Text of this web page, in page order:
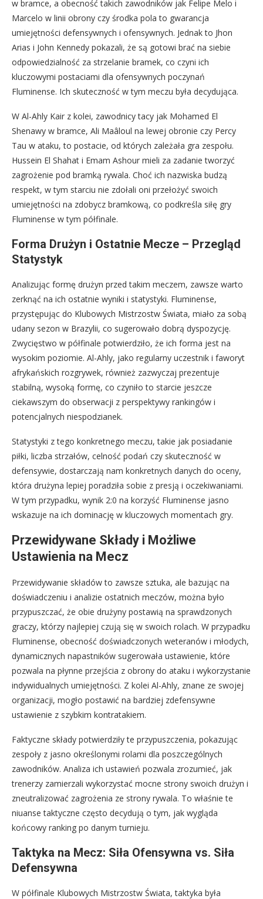
w bramce, a obecność takich zawodników jak Felipe Melo i
Marcelo w linii obrony czy środka pola to gwarancja
umiejętności defensywnych i ofensywnych. Jednak to Jhon
Arias i John Kennedy pokazali, że są gotowi brać na siebie
odpowiedzialność za strzelanie bramek, co czyni ich
kluczowymi postaciami dla ofensywnych poczynań
Fluminense. Ich skuteczność w tym meczu była decydująca.
W Al-Ahly Kair z kolei, zawodnicy tacy jak Mohamed El
Shenawy w bramce, Ali Maâloul na lewej obronie czy Percy
Tau w ataku, to postacie, od których zależała gra zespołu.
Hussein El Shahat i Emam Ashour mieli za zadanie tworzyć
zagrożenie pod bramką rywala. Choć ich nazwiska budzą
respekt, w tym starciu nie zdołali oni przełożyć swoich
umiejętności na zdobycz bramkową, co podkreśla siłę gry
Fluminense w tym półfinale.
Forma Drużyn i Ostatnie Mecze – Przegląd
Statystyk
Analizując formę drużyn przed takim meczem, zawsze warto
zerknąć na ich ostatnie wyniki i statystyki. Fluminense,
przystępując do Klubowych Mistrzostw Świata, miało za sobą
udany sezon w Brazylii, co sugerowało dobrą dyspozycję.
Zwycięstwo w półfinale potwierdziło, że ich forma jest na
wysokim poziomie. Al-Ahly, jako regularny uczestnik i faworyt
afrykańskich rozgrywek, również zazwyczaj prezentuje
stabilną, wysoką formę, co czyniło to starcie jeszcze
ciekawszym do obserwacji z perspektywy rankingów i
potencjalnych niespodzianek.
Statystyki z tego konkretnego meczu, takie jak posiadanie
piłki, liczba strzałów, celność podań czy skuteczność w
defensywie, dostarczają nam konkretnych danych do oceny,
która drużyna lepiej poradziła sobie z presją i oczekiwaniami.
W tym przypadku, wynik 2:0 na korzyść Fluminense jasno
wskazuje na ich dominację w kluczowych momentach gry.
Przewidywane Składy i Możliwe
Ustawienia na Mecz
Przewidywanie składów to zawsze sztuka, ale bazując na
doświadczeniu i analizie ostatnich meczów, można było
przypuszczać, że obie drużyny postawią na sprawdzonych
graczy, którzy najlepiej czują się w swoich rolach. W przypadku
Fluminense, obecność doświadczonych weteranów i młodych,
dynamicznych napastników sugerowała ustawienie, które
pozwala na płynne przejścia z obrony do ataku i wykorzystanie
indywidualnych umiejętności. Z kolei Al-Ahly, znane ze swojej
organizacji, mogło postawić na bardziej zdefensywne
ustawienie z szybkim kontratakiem.
Faktyczne składy potwierdziły te przypuszczenia, pokazując
zespoły z jasno określonymi rolami dla poszczególnych
zawodników. Analiza ich ustawień pozwala zrozumieć, jak
trenerzy zamierzali wykorzystać mocne strony swoich drużyn i
zneutralizować zagrożenia ze strony rywala. To właśnie te
niuanse taktyczne często decydują o tym, jak wygląda
końcowy ranking po danym turnieju.
Taktyka na Mecz: Siła Ofensywna vs. Siła
Defensywna
W półfinale Klubowych Mistrzostw Świata, taktyka była